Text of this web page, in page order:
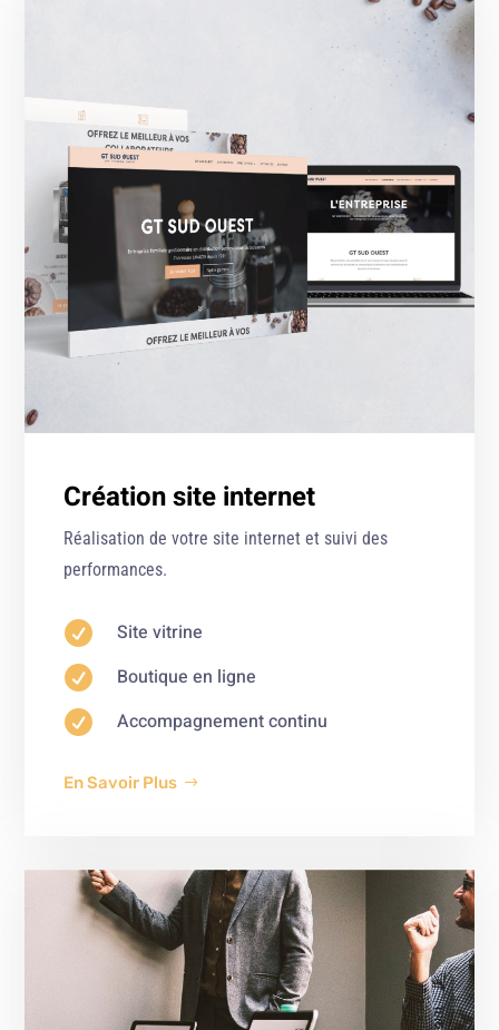
Création site internet
Réalisation de votre site internet et suivi des
performances.
 Site vitrine
 Boutique en ligne
 Accompagnement continu
En Savoir Plus